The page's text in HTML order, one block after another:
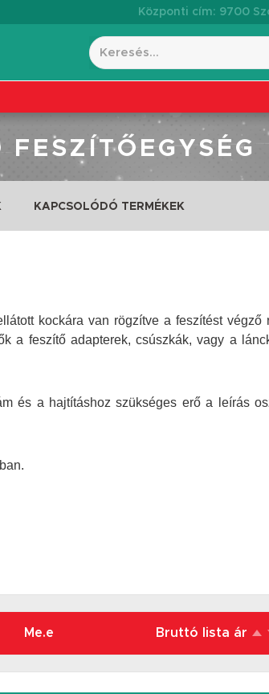
Központi cím: 9700
FESZÍTŐEGYSÉG
KAPCSOLÓDÓ TERMÉKEK
kockára van rögzítve a feszítést végző
a feszítő adapterek, csúszkák, vagy a
és a hajtításhoz szükséges erő a leírás
Me.e Bruttó lista ár